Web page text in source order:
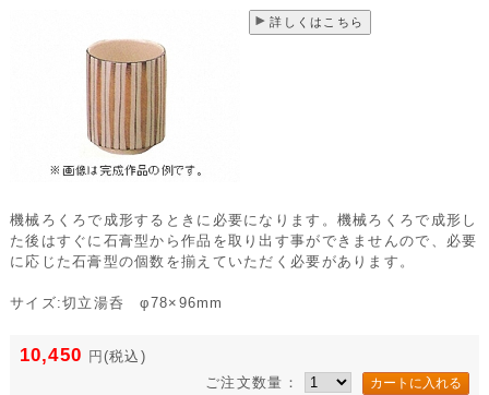
詳しくはこちら
機械ろくろで成形するときに必要になります。機械ろくろで成形し
た後はすぐに石膏型から作品を取り出す事ができませんので、必要
に応じた石膏型の個数を揃えていただく必要があります。
サイズ:切立湯呑 φ78×96mm
10,450 円(税込)
ご注文数量：